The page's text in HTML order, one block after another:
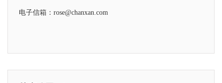
电子信箱：rose@chanxan.com